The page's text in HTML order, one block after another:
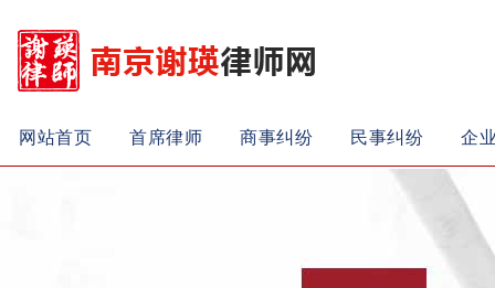
网站首页 首席律师 商事纠纷 民事纠纷 企